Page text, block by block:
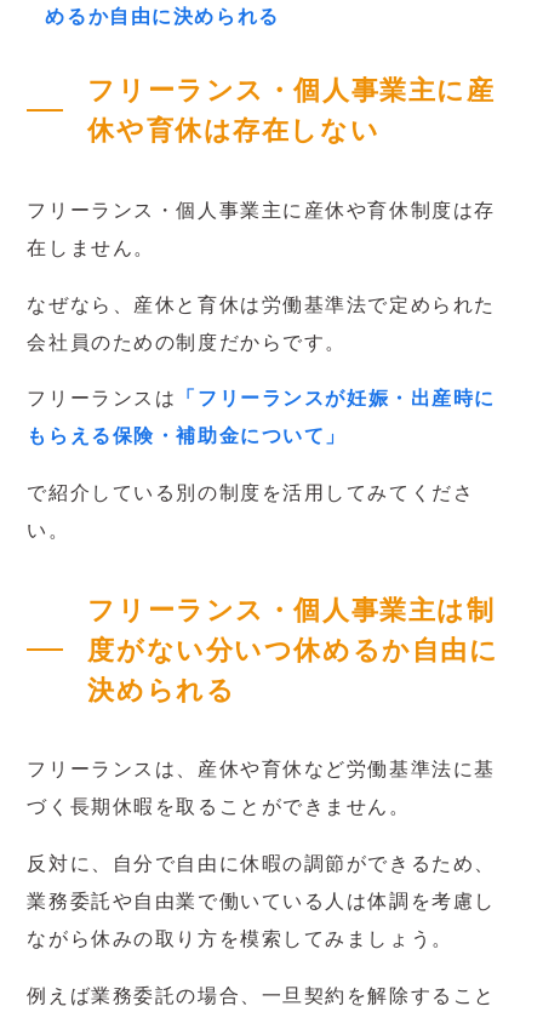
めるか自由に決められる
フリーランス・個人事業主に産
休や育休は存在しない
フリーランス・個人事業主に産休や育休制度は存
在しません。
なぜなら、産休と育休は労働基準法で定められた
会社員のための制度だからです。
フリーランスは
「フリーランスが妊娠・出産時に
もらえる保険・補助金について」
で紹介している別の制度を活用してみてくださ
い。
フリーランス・個人事業主は制
度がない分いつ休めるか自由に
決められる
フリーランスは、産休や育休など労働基準法に基
づく長期休暇を取ることができません。
反対に、自分で自由に休暇の調節ができるため、
業務委託や自由業で働いている人は体調を考慮し
ながら休みの取り方を模索してみましょう。
例えば業務委託の場合、一旦契約を解除すること